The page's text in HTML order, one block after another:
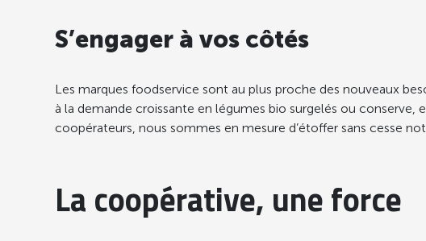
S’engager à vos côtés
Les marques foodservice sont au plus proche des nouveaux
à la demande croissante en légumes bio surgelés ou
coopérateurs, nous sommes en mesure d’étoffer sans cesse
La coopérative, une force